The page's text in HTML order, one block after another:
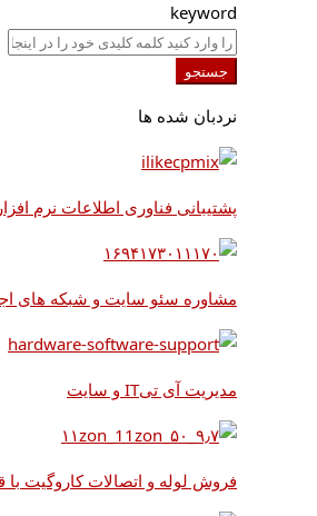
keyword
جستجو
نردبان شده ها
پشتیبانی فناوری اطلاعات نرم
مشاوره سئو سایت و شبکه های
مدیریت آی تیIT و سایت
فروش لوله و اتصالات کاروگیت با